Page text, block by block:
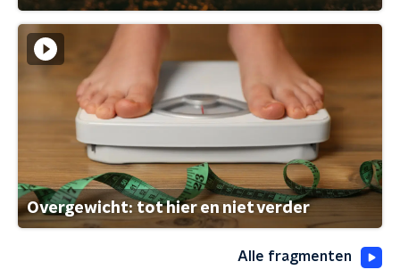
Overgewicht: tot hier en niet verder
Alle fragmenten